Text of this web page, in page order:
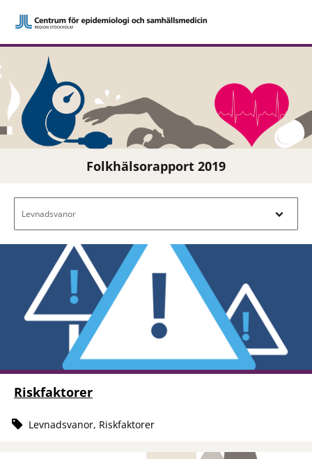
Folkhälsorapport 2019
Levnadsvanor
Riskfaktorer
Levnadsvanor, Riskfaktorer